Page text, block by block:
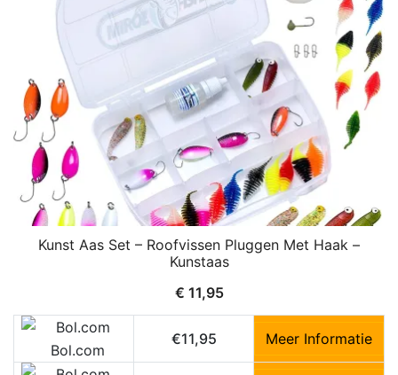
Kunst Aas Set – Roofvissen Pluggen Met Haak –
Kunstaas
€ 11,95
Bol.com
€11,95 Meer Informatie